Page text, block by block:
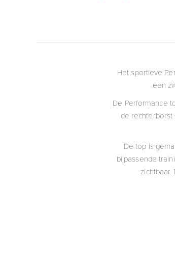
Het sportieve
een
De Performance
de rechterborst
De top is
bijpassende